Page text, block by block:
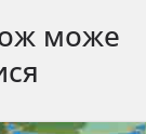
може